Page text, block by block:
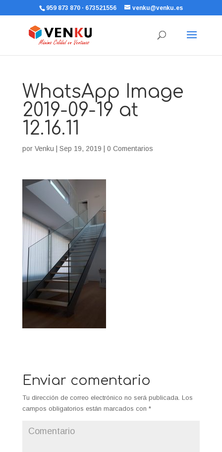
959 873 870 · 673521556 venku@venku.es
WhatsApp Image
2019-09-19 at
12.16.11
por Venku Sep 19, 2019 0 Comentarios
Enviar comentario
Tu dirección de correo electrónico no será publicada. Los
campos obligatorios están marcados con *